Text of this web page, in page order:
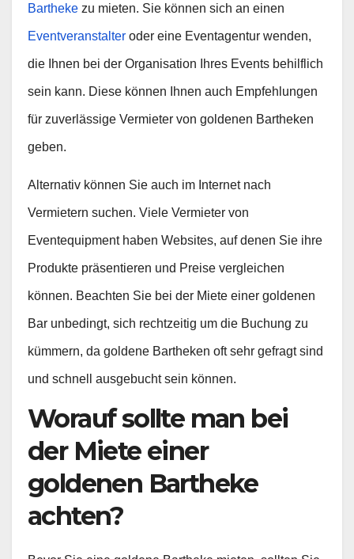
Bartheke zu mieten. Sie können sich an einen
Eventveranstalter oder eine Eventagentur wenden,
die Ihnen bei der Organisation Ihres Events behilflich
sein kann. Diese können Ihnen auch Empfehlungen
für zuverlässige Vermieter von goldenen Bartheken
geben.
Alternativ können Sie auch im Internet nach
Vermietern suchen. Viele Vermieter von
Eventequipment haben Websites, auf denen Sie ihre
Produkte präsentieren und Preise vergleichen
können. Beachten Sie bei der Miete einer goldenen
Bar unbedingt, sich rechtzeitig um die Buchung zu
kümmern, da goldene Bartheken oft sehr gefragt sind
und schnell ausgebucht sein können.
Worauf sollte man bei
der Miete einer
goldenen Bartheke
achten?